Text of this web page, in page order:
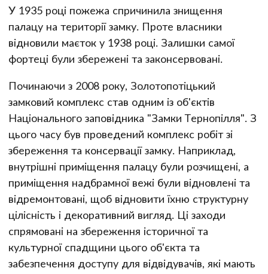
У 1935 році пожежа спричинила знищення
палацу на території замку. Проте власники
відновили маєток у 1938 році. Залишки самої
фортеці були збережені та законсервовані.
Починаючи з 2008 року, Золотопотіцький
замковий комплекс став одним із об'єктів
Національного заповідника "Замки Тернопілля". З
цього часу був проведений комплекс робіт зі
збереження та консервації замку. Наприклад,
внутрішні приміщення палацу були розчищені, а
приміщення надбрамної вежі були відновлені та
відремонтовані, щоб відновити їхню структурну
цілісність і декоративний вигляд. Ці заходи
спрямовані на збереження історичної та
культурної спадщини цього об'єкта та
забезпечення доступу для відвідувачів, які мають